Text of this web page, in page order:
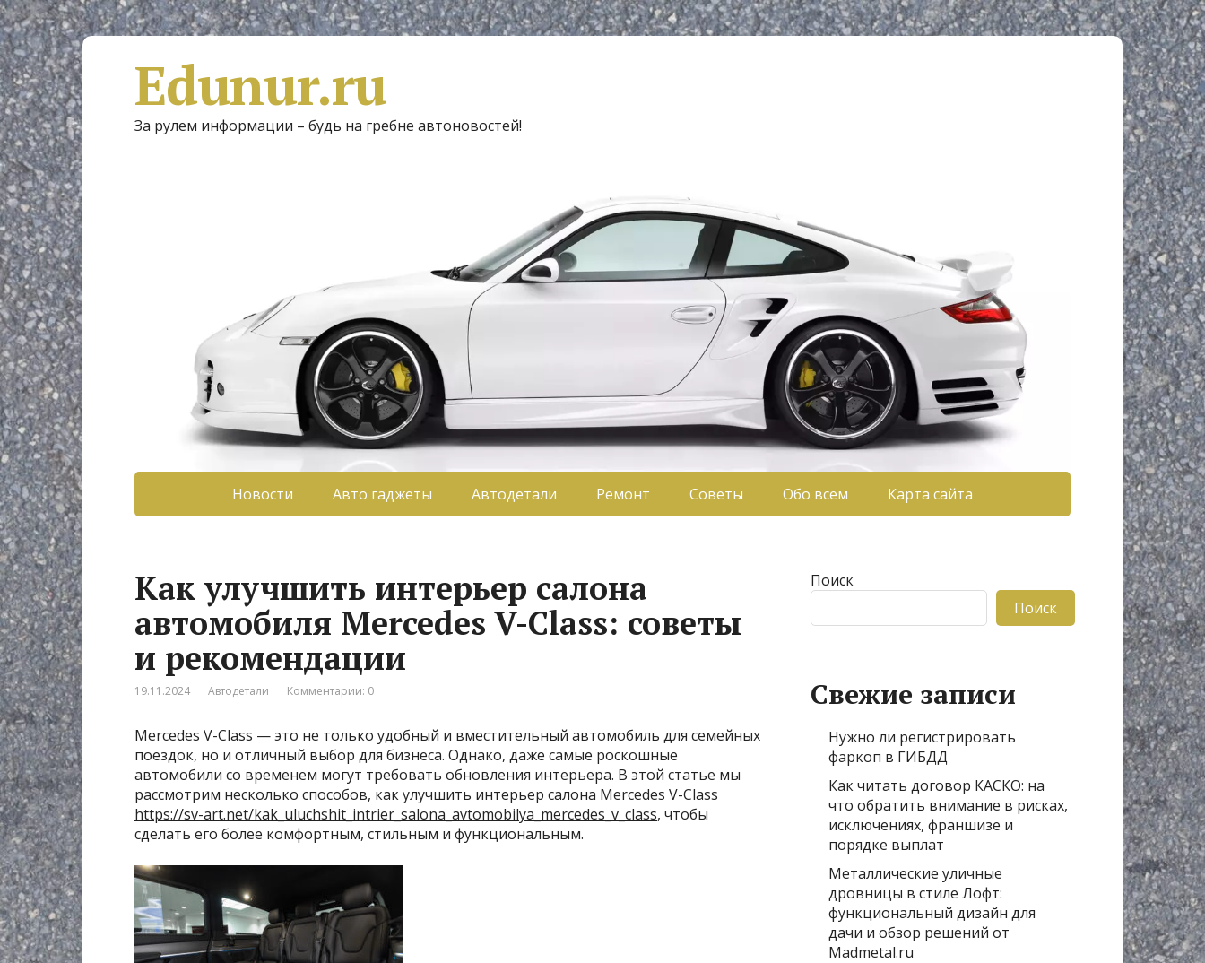
Edunur.ru
За рулем информации – будь на гребне автоновостей!
Новости Авто гаджеты Автодетали Ремонт Советы Обо всем Карта сайта
Как улучшить интерьер салона
автомобиля Mercedes V-Class: советы
и рекомендации
19.11.2024 Автодетали Комментарии: 0
Mercedes V-Class — это не только удобный и вместительный автомобиль для семейных
поездок, но и отличный выбор для бизнеса. Однако, даже самые роскошные
автомобили со временем могут требовать обновления интерьера. В этой статье мы
рассмотрим несколько способов, как улучшить интерьер салона Mercedes V-Class
https://sv-art.net/kak_uluchshit_intrier_salona_avtomobilya_mercedes_v_class, чтобы
сделать его более комфортным, стильным и функциональным.
Поиск
Поиск
Свежие записи
Нужно ли регистрировать
фаркоп в ГИБДД
Как читать договор КАСКО: на
что обратить внимание в рисках,
исключениях, франшизе и
порядке выплат
Металлические уличные
дровницы в стиле Лофт:
функциональный дизайн для
дачи и обзор решений от
Madmetal.ru